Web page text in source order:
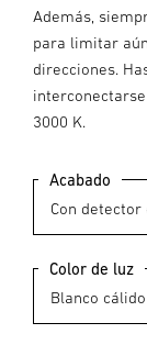
Además,
para limitar
direcciones.
interconectarse
3000 K.
Acabado
Color de luz